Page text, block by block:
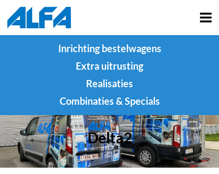
Inrichting bestelwagens
Extra uitrusting
Realisaties
Combinaties & Specials
Delta2